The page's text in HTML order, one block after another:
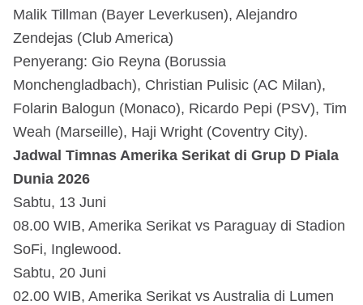
Malik Tillman (Bayer Leverkusen), Alejandro
Zendejas (Club America)
Penyerang: Gio Reyna (Borussia
Monchengladbach), Christian Pulisic (AC Milan),
Folarin Balogun (Monaco), Ricardo Pepi (PSV), Tim
Weah (Marseille), Haji Wright (Coventry City).
Jadwal Timnas Amerika Serikat di Grup D Piala
Dunia 2026
Sabtu, 13 Juni
08.00 WIB, Amerika Serikat vs Paraguay di Stadion
SoFi, Inglewood.
Sabtu, 20 Juni
02.00 WIB, Amerika Serikat vs Australia di Lumen